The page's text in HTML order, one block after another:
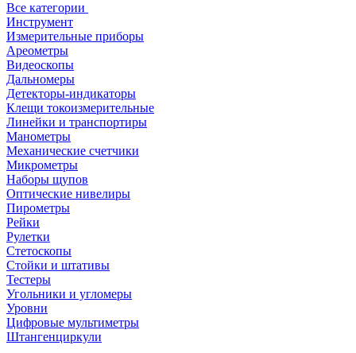
Все категории
Инструмент
Измерительные приборы
Ареометры
Видеоскопы
Дальномеры
Детекторы-индикаторы
Клещи токоизмерительные
Линейки и транспортиры
Манометры
Механические счетчики
Микрометры
Наборы щупов
Оптические нивелиры
Пирометры
Рейки
Рулетки
Стетоскопы
Стойки и штативы
Тестеры
Угольники и угломеры
Уровни
Цифровые мультиметры
Штангенциркули